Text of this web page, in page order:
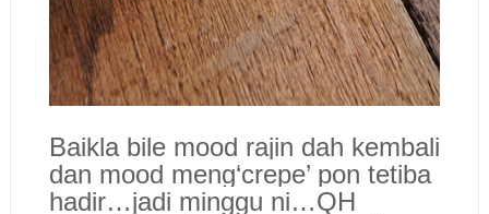
Baikla bile mood rajin dah kembali
dan mood meng‘crepe’ pon tetiba
hadir…jadi minggu ni…QH